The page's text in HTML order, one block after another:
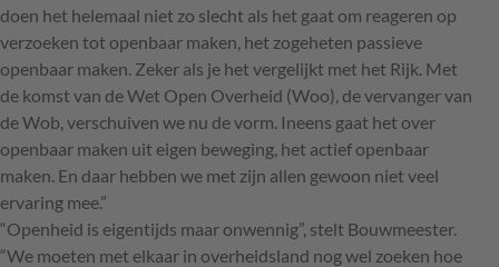
doen het helemaal niet zo slecht als het gaat om reageren op
verzoeken tot openbaar maken, het zogeheten passieve
openbaar maken. Zeker als je het vergelijkt met het Rijk. Met
de komst van de Wet Open Overheid (Woo), de vervanger van
de Wob, verschuiven we nu de vorm. Ineens gaat het over
openbaar maken uit eigen beweging, het actief openbaar
maken. En daar hebben we met zijn allen gewoon niet veel
ervaring mee.”
“Openheid is eigentijds maar onwennig”, stelt Bouwmeester.
“We moeten met elkaar in overheidsland nog wel zoeken hoe